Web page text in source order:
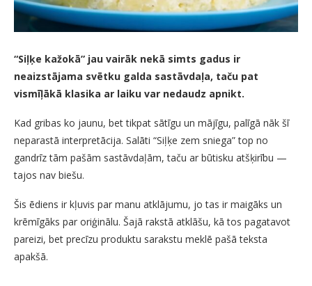
“Siļķe kažokā” jau vairāk nekā simts gadus ir
neaizstājama svētku galda sastāvdaļa, taču pat
vismīļākā klasika ar laiku var nedaudz apnikt.
Kad gribas ko jaunu, bet tikpat sātīgu un mājīgu, palīgā nāk šī
neparastā interpretācija. Salāti “Siļķe zem sniega” top no
gandrīz tām pašām sastāvdaļām, taču ar būtisku atšķirību —
tajos nav biešu.
Šis ēdiens ir kļuvis par manu atklājumu, jo tas ir maigāks un
krēmīgāks par oriģinālu. Šajā rakstā atklāšu, kā tos pagatavot
pareizi, bet precīzu produktu sarakstu meklē pašā teksta
apakšā.